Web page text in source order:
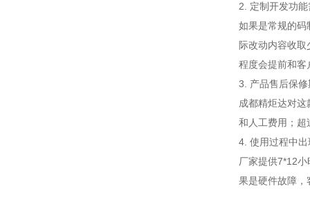
2. 定制开发功
如果是常规的码
际改动内容收
程度会提前和客
3. 产品售后保
成都精炬达对
和人工费用；超
4. 使用过程中
厂家提供7*12
果是硬件故障，